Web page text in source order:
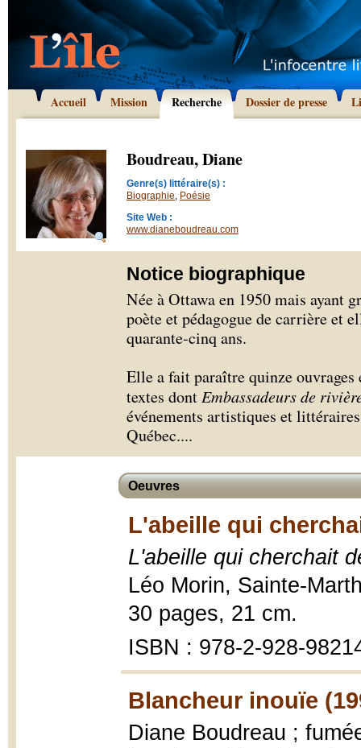
Accueil Mission Recherche Dossier de presse
Boudreau, Diane
Genre(s) littéraire(s) :
Biographie, Poésie
Site Web :
www.dianeboudreau.com
Notice biographique
Née à Ottawa en 1950 mais ayant
poète et pédagogue de carrière et
quarante-cinq ans.
Elle a fait paraître quinze
textes dont Embassadeurs de
événements artistiques et
Québec....
Oeuvres
L'abeille qui
L'abeille qui cherchait
Léo Morin, Sainte-
30 pages, 21 cm.
ISBN : 978-2-928-
Blancheur inouïe
Diane Boudreau ;